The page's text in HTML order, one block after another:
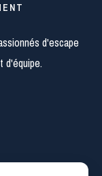
d'escape
d'équipe.